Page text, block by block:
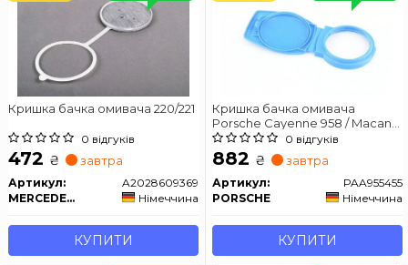
Кришка бачка омивача 220/221
0 відгуків
472 ₴ завтра
Артикул:
A2028609369
MERCEDES-BENZ
Німеччина
КУПИТИ
Кришка бачка омивача
Porsche Cayenne 958 / Macan
95B/95B-2
0 відгуків
882 ₴ завтра
Артикул:
PAA955455
PORSCHE
Німеччина
КУПИТИ